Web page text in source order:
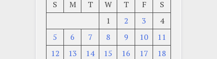
S
M T W T F
S
1
2 3
4
5
6 7 8 9 10
11
12
13 14 15 16 17
18